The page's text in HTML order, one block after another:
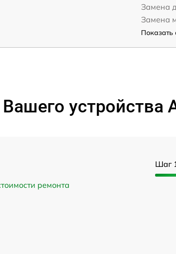
Замена
Замена
Показать
устройства
Шаг
ремонта